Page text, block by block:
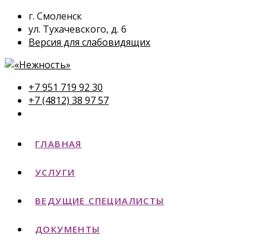
г. Смоленск
ул. Тухачевского, д. 6
Версия для слабовидящих
+7 951 719 92 30
+7 (4812) 38 97 57
ГЛАВНАЯ
УСЛУГИ
ВЕДУЩИЕ СПЕЦИАЛИСТЫ
ДОКУМЕНТЫ